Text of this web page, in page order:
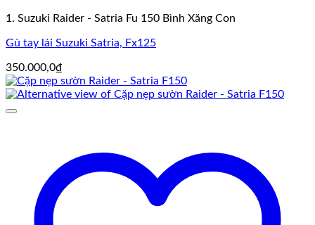
1. Suzuki Raider - Satria Fu 150 Bình Xăng Con
Gù tay lái Suzuki Satria, Fx125
350.000,0₫